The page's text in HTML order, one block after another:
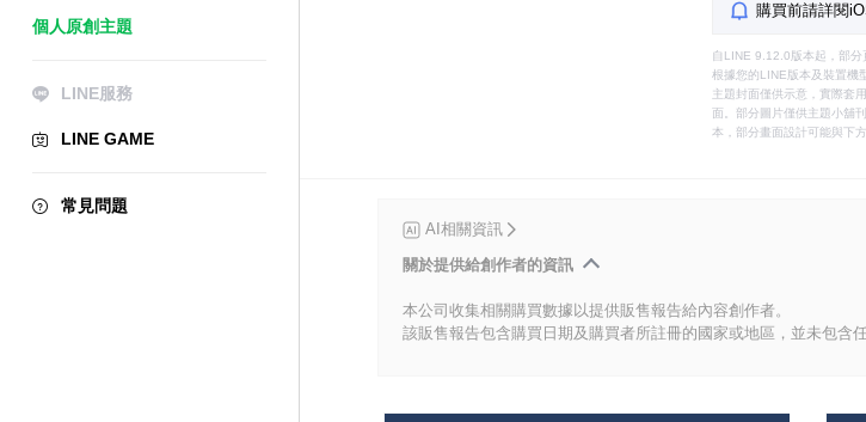
個人原創主題
LINE服務
LINE GAME
常見問題
購買前請詳閱
自LINE 9.12.0版本起，部分
根據您的LINE版本及裝置機
主題封面僅供示意，實際套
面。部分圖片僅供主題小舖
本，部分畫面設計可能與下
AI相關資訊
關於提供給創作者的資訊
本公司收集相關購買數據以提供販售報告給內容創作者。
該販售報告包含購買日期及購買者所註冊的國家或地區，並未包含